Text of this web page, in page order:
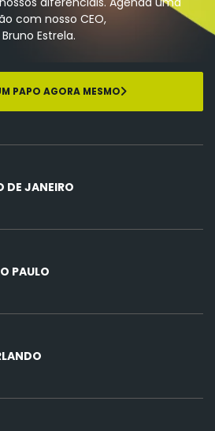
com nosso CEO,
Bruno Estrela.
PAPO AGORA MESMO
DE JANEIRO
PAULO